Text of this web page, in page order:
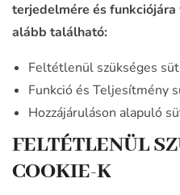
terjedelmére és
alább található:
Feltétlenül szükséges
Funkció és Teljesítmény
Hozzájáruláson alapuló
FELTÉTLENÜL
COOKIE-K